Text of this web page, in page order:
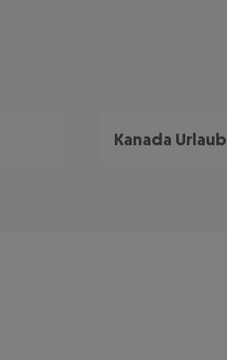
Kanada Urlaub